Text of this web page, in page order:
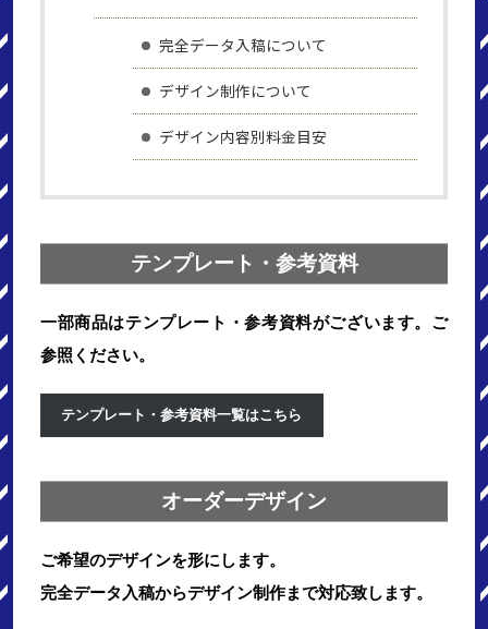
完全データ入稿について
デザイン制作について
デザイン内容別料金目安
テンプレート・参考資料
一部商品はテンプレート・参考資料がございます。ご
参照ください。
テンプレート・参考資料一覧はこちら
オーダーデザイン
ご希望のデザインを形にします。
完全データ入稿からデザイン制作まで対応致します。